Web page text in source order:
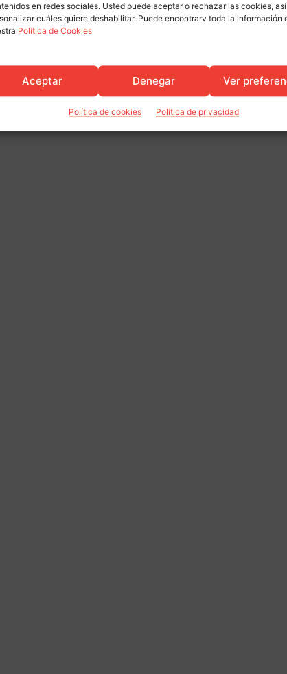
en redes sociales. Usted puede aceptar o rechazar las cookies,
cuáles quiere deshabilitar. Puede encontrarv toda la información
Política de Cookies
Aceptar Denegar Ver
Política de cookies Política de privacidad